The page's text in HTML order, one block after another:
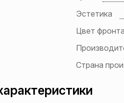
Эстетика
Цвет
Страна